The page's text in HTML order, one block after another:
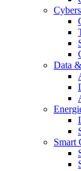
Data
Smart